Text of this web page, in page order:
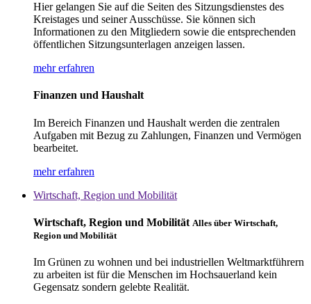
Hier gelangen Sie auf die Seiten des Sitzungsdienstes des
Kreistages und seiner Ausschüsse. Sie können sich
Informationen zu den Mitgliedern sowie die entsprechenden
öffentlichen Sitzungsunterlagen anzeigen lassen.
mehr erfahren
Finanzen und Haushalt
Im Bereich Finanzen und Haushalt werden die zentralen
Aufgaben mit Bezug zu Zahlungen, Finanzen und Vermögen
bearbeitet.
mehr erfahren
Wirtschaft, Region und Mobilität
Wirtschaft, Region und Mobilität Alles über Wirtschaft,
Region und Mobilität
Im Grünen zu wohnen und bei industriellen Weltmarktführern
zu arbeiten ist für die Menschen im Hochsauerland kein
Gegensatz sondern gelebte Realität.